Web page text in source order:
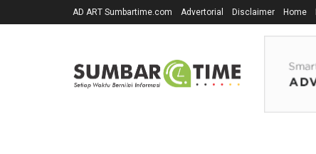
AD ART Sumbartime.com Advertorial Disclaimer Home